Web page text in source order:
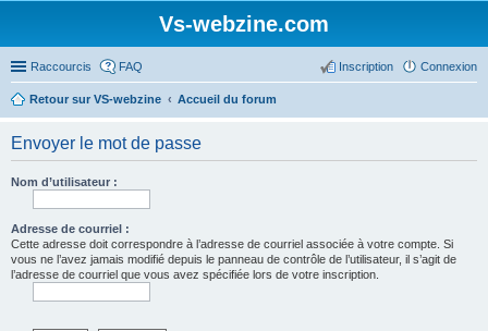
Vs-webzine.com
Raccourcis FAQ Connexion
Inscription
Retour sur VS-webzine Accueil du forum
Envoyer le mot de passe
Nom d’utilisateur :
Adresse de courriel :
Cette adresse doit correspondre à l’adresse de courriel associée à votre compte. Si
vous ne l’avez jamais modifié depuis le panneau de contrôle de l’utilisateur, il s’agit de
l’adresse de courriel que vous avez spécifiée lors de votre inscription.